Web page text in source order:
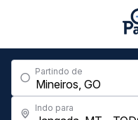
Partindo de
Indo para